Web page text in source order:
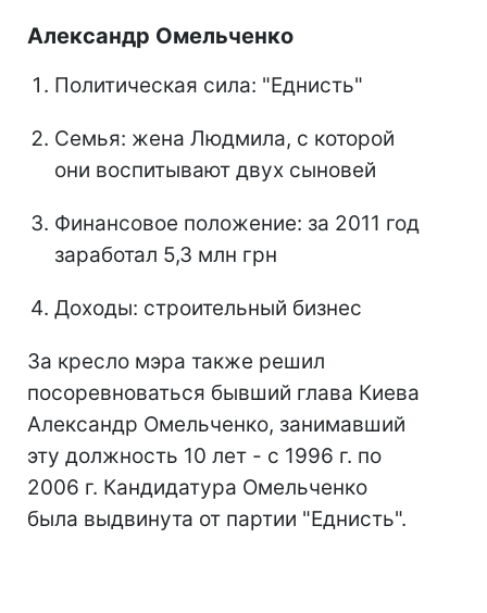
Александр Омельченко
Политическая сила: "Еднисть"
Семья: жена Людмила, с которой
они воспитывают двух сыновей
Финансовое положение: за 2011 год
заработал 5,3 млн грн
Доходы: строительный бизнес
За кресло мэра также решил
посоревноваться бывший глава Киева
Александр Омельченко, занимавший
эту должность 10 лет - с 1996 г. по
2006 г. Кандидатура Омельченко
была выдвинута от партии "Еднисть".